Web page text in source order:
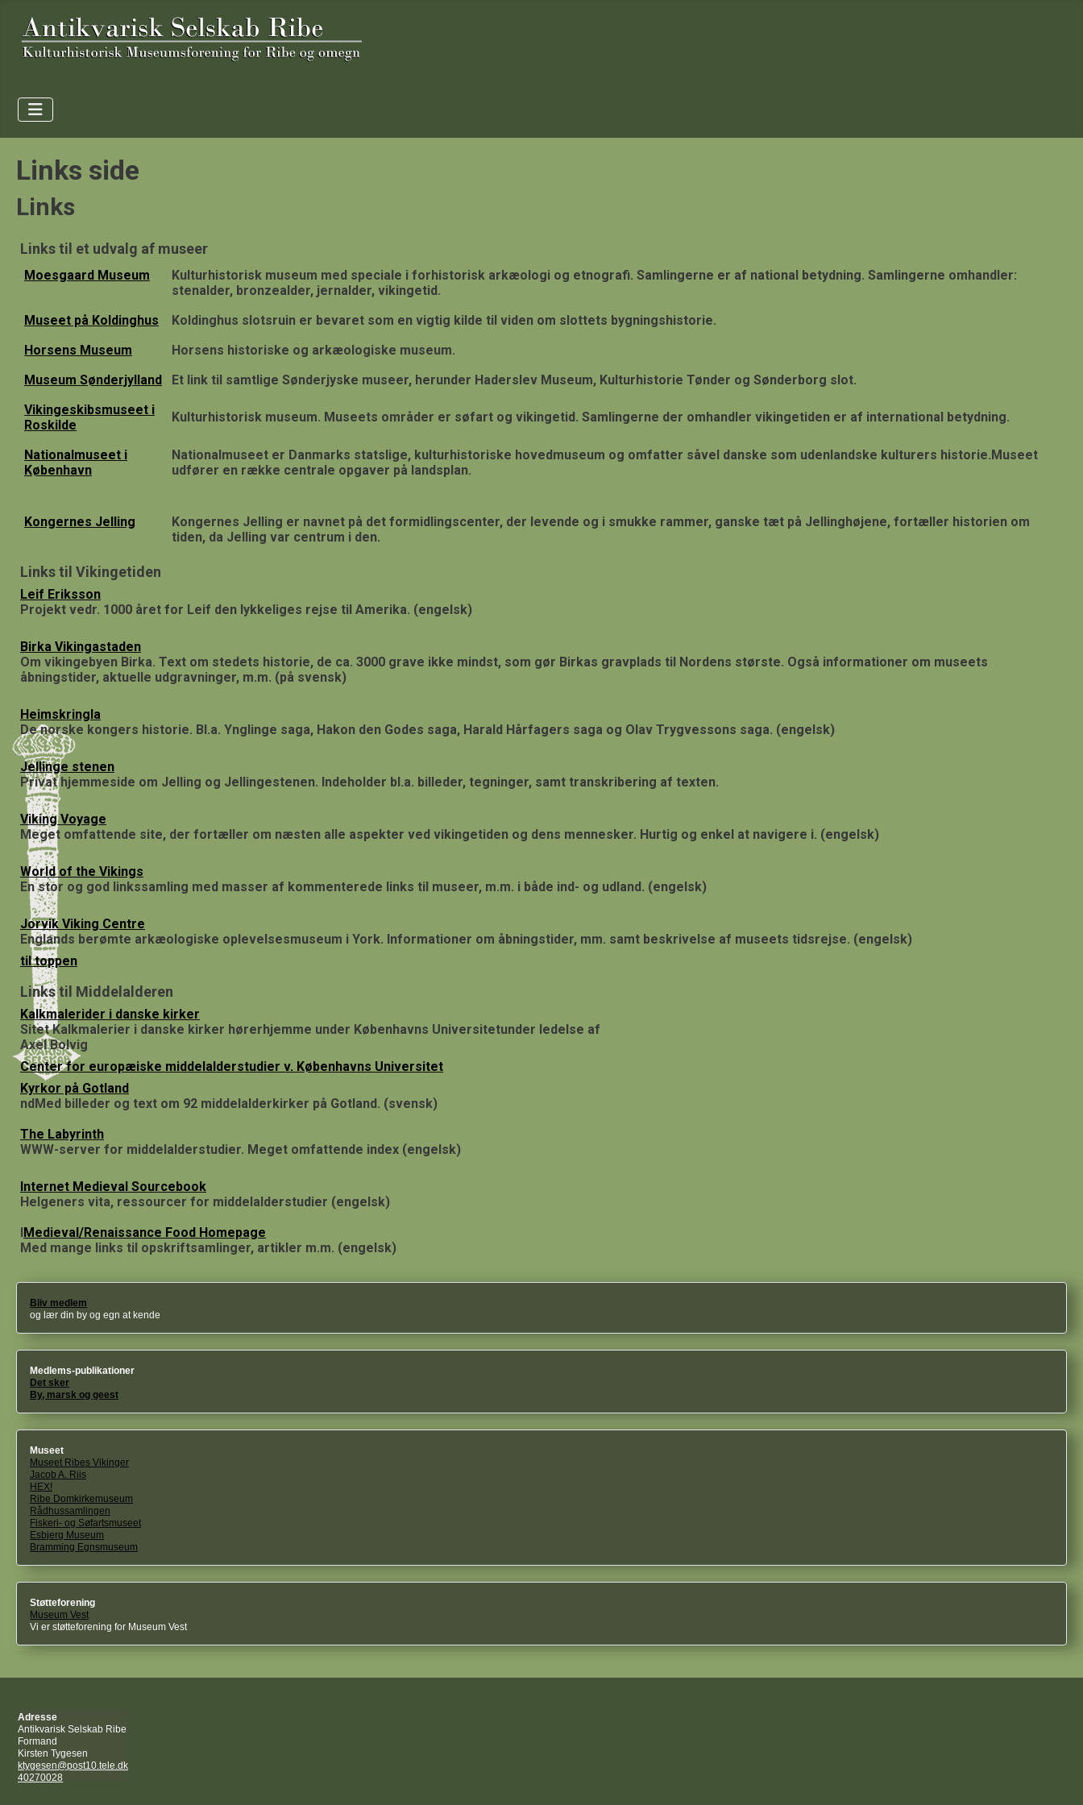
Links side
Links
Links til et udvalg af museer
Moesgaard Museum
Kulturhistorisk museum med speciale i forhistorisk arkæologi og etnografi. Samlingerne er af national betydning. Samlingerne omhandler:
stenalder, bronzealder, jernalder, vikingetid.
Museet på Koldinghus
Koldinghus slotsruin er bevaret som en vigtig kilde til viden om slottets bygningshistorie.
Horsens Museum
Horsens historiske og arkæologiske museum.
Museum Sønderjylland
Et link til samtlige Sønderjyske museer, herunder Haderslev Museum, Kulturhistorie Tønder og Sønderborg slot.
Vikingeskibsmuseet i
Roskilde
Kulturhistorisk museum. Museets områder er søfart og vikingetid. Samlingerne der omhandler vikingetiden er af international betydning.
Nationalmuseet i
København
Nationalmuseet er Danmarks statslige, kulturhistoriske hovedmuseum og omfatter såvel danske som udenlandske kulturers historie.Museet
udfører en række centrale opgaver på landsplan.
Kongernes Jelling
Kongernes Jelling er navnet på det formidlingscenter, der levende og i smukke rammer, ganske tæt på Jellinghøjene, fortæller historien om
tiden, da Jelling var centrum i den.
Links til Vikingetiden
Leif Eriksson
Projekt vedr. 1000 året for Leif den lykkeliges rejse til Amerika. (engelsk)
Birka Vikingastaden
Om vikingebyen Birka. Text om stedets historie, de ca. 3000 grave ikke mindst, som gør Birkas gravplads til Nordens største. Også informationer om museets
åbningstider, aktuelle udgravninger, m.m. (på svensk)
Heimskringla
De norske kongers historie. Bl.a. Ynglinge saga, Hakon den Godes saga, Harald Hårfagers saga og Olav Trygvessons saga. (engelsk)
Jellinge stenen
Privat hjemmeside om Jelling og Jellingestenen. Indeholder bl.a. billeder, tegninger, samt transkribering af texten.
Viking Voyage
Meget omfattende site, der fortæller om næsten alle aspekter ved vikingetiden og dens mennesker. Hurtig og enkel at navigere i. (engelsk)
World of the Vikings
En stor og god linkssamling med masser af kommenterede links til museer, m.m. i både ind- og udland. (engelsk)
Jorvik Viking Centre
Englands berømte arkæologiske oplevelsesmuseum i York. Informationer om åbningstider, mm. samt beskrivelse af museets tidsrejse. (engelsk)
til toppen
Links til Middelalderen
Kalkmalerider i danske kirker
Sitet Kalkmalerier i danske kirker hørerhjemme under Københavns Universitetunder ledelse af
Axel Bolvig
Center for europæiske middelalderstudier v. Københavns Universitet
Kyrkor på Gotland
ndMed billeder og text om 92 middelalderkirker på Gotland. (svensk)
The Labyrinth
WWW-server for middelalderstudier. Meget omfattende index (engelsk)
Internet Medieval Sourcebook
Helgeners vita, ressourcer for middelalderstudier (engelsk)
IMedieval/Renaissance Food Homepage
Med mange links til opskriftsamlinger, artikler m.m. (engelsk)
Bliv medlem
og lær din by og egn at kende
Medlems-publikationer
Det sker
By, marsk og geest
Museet
Museet Ribes Vikinger
Jacob A. Riis
HEX!
Ribe Domkirkemuseum
Rådhussamlingen
Fiskeri- og Søfartsmuseet
Esbjerg Museum
Bramming Egnsmuseum
Støtteforening
Museum Vest
Vi er støtteforening for Museum Vest
Adresse
Antikvarisk Selskab Ribe
Formand
Kirsten Tygesen
ktygesen@post10.tele.dk
40270028